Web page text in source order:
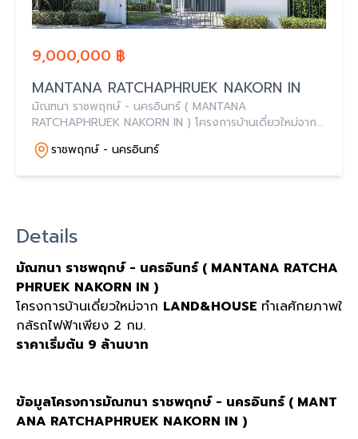
9,000,000 ฿
MANTANA RATCHAPHRUEK NAKORN IN
มัณฑนา ราชพฤกษ์ - นครอินทร์ ( MANTANA
RATCHAPHRUEK NAKORN IN ) โครงการบ้านเดี่ยวใหม่จาก
LAND&HOUSE ทำเลศักยภาพใกล้รถไฟฟ้าเพียง 2 กม. ราคา
เริ่มต้น 9 ล้านบาท
ราชพฤกษ์ - นครอินทร์
Details
มัณฑนา ราชพฤกษ์ - นครอินทร์ ( MANTANA RATCHA
PHRUEK NAKORN IN )
โครงการบ้านเดี่ยวใหม่จาก LAND&HOUSE ทำเลศักยภาพใ
กล้รถไฟฟ้าเพียง 2 กม.
ราคาเริ่มต้น 9 ล้านบาท
ข้อมูลโครงการมัณฑนา ราชพฤกษ์ - นครอินทร์ ( MANT
ANA RATCHAPHRUEK NAKORN IN )